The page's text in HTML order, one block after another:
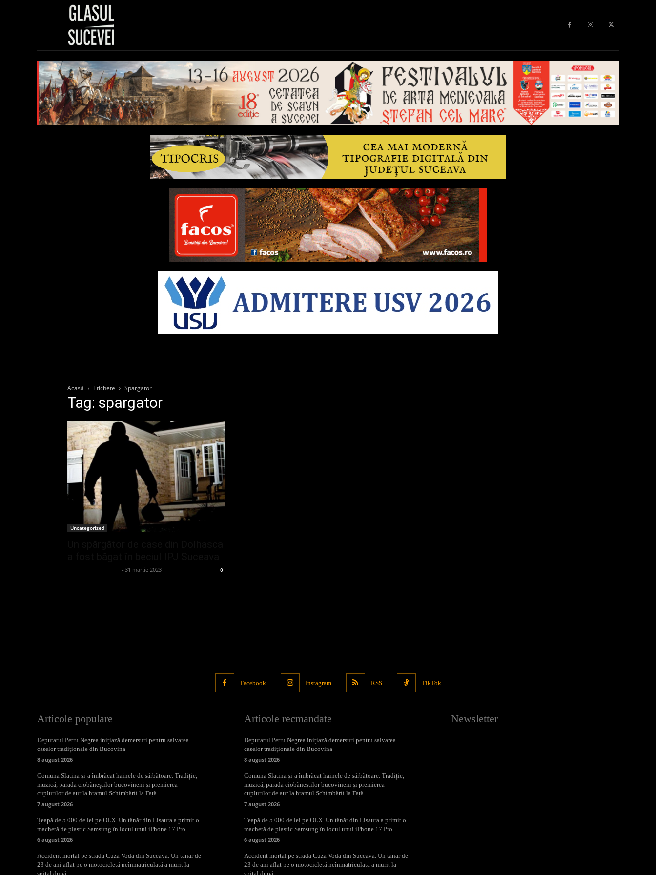
Acasă Etichete Spargator
Tag: spargator
Uncategorized
- 31 martie 2023 0
Facebook Instagram RSS TikTok
Articole populare
Deputatul Petru Negrea inițiază demersuri pentru salvarea
caselor tradiționale din Bucovina
8 august 2026
Comuna Slatina și-a îmbrăcat hainele de sărbătoare. Tradiție,
muzică, parada ciobăneștilor bucovineni și premierea
cuplurilor de aur la hramul Schimbării la Față
7 august 2026
Țeapă de 5.000 de lei pe OLX. Un tânăr din Lisaura a primit o
machetă de plastic Samsung în locul unui iPhone 17 Pro...
6 august 2026
Accident mortal pe strada Cuza Vodă din Suceava. Un tânăr de
23 de ani aflat pe o motocicletă neînmatriculată a murit la
spital după...
Articole recmandate
Deputatul Petru Negrea inițiază demersuri pentru salvarea
caselor tradiționale din Bucovina
8 august 2026
Comuna Slatina și-a îmbrăcat hainele de sărbătoare. Tradiție,
muzică, parada ciobăneștilor bucovineni și premierea
cuplurilor de aur la hramul Schimbării la Față
7 august 2026
Țeapă de 5.000 de lei pe OLX. Un tânăr din Lisaura a primit o
machetă de plastic Samsung în locul unui iPhone 17 Pro...
6 august 2026
Accident mortal pe strada Cuza Vodă din Suceava. Un tânăr de
23 de ani aflat pe o motocicletă neînmatriculată a murit la
spital după...
Newsletter